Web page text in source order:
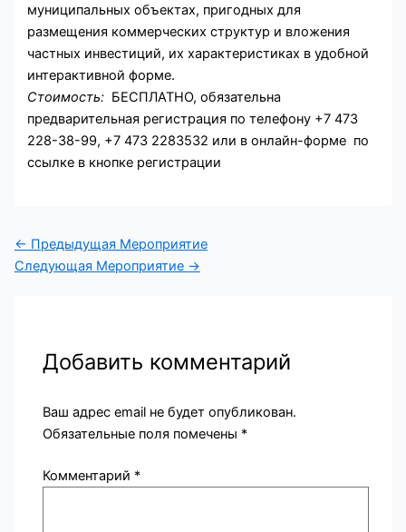
муниципальных объектах, пригодных для
размещения коммерческих структур и вложения
частных инвестиций, их характеристиках в удобной
интерактивной форме.
Стоимость: БЕСПЛАТНО, обязательна
предварительная регистрация по телефону +7 473
228-38-99, +7 473 2283532 или в онлайн-форме по
ссылке в кнопке регистрации
← Предыдущая Мероприятие
Следующая Мероприятие →
Добавить комментарий
Ваш адрес email не будет опубликован.
Обязательные поля помечены *
Комментарий *